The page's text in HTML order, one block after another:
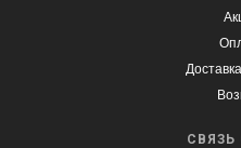
СВЯЗЬ